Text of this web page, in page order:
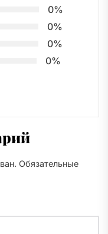
0%
0%
0%
0%
Обязательные